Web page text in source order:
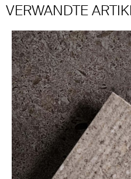
VERWANDTE